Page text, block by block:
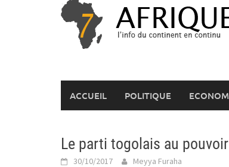
ACCUEIL POLITIQUE
Le parti togolais au
30/10/2017 Meyya Furaha